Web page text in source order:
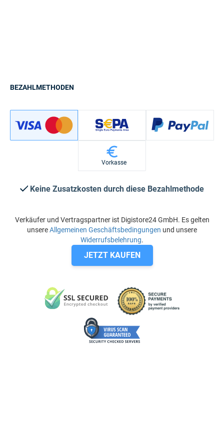
BEZAHLMETHODEN
Vorkasse
Keine Zusatzkosten durch diese Bezahlmethode
Verkäufer und Vertragspartner ist Digistore24 GmbH. Es gelten
unsereAllgemeinen Geschäftsbedingungen und unsere
Widerrufsbelehrung.
JETZT KAUFEN